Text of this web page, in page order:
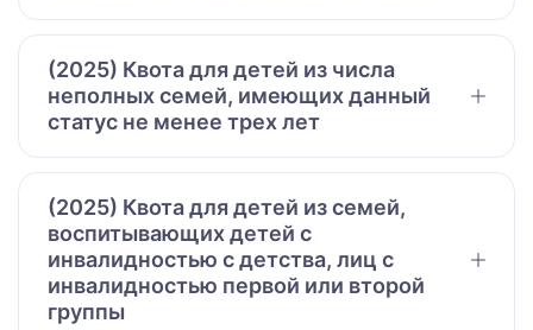
(2025) Квота для детей из числа
неполных семей, имеющих данный
статус не менее трех лет
(2025) Квота для детей из семей,
воспитывающих детей с
инвалидностью с детства, лиц с
инвалидностью первой или второй
группы